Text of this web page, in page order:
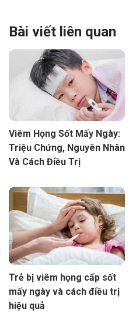
Bài viết liên quan
Viêm Họng Sốt Mấy Ngày:
Triệu Chứng, Nguyên Nhân
Và Cách Điều Trị
Trẻ bị viêm họng cấp sốt
mấy ngày và cách điều trị
hiệu quả